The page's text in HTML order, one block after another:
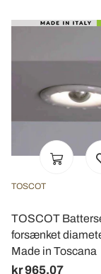
TOSCOT
TOSCOT
forsænket
Made in Toscana
kr 965,07